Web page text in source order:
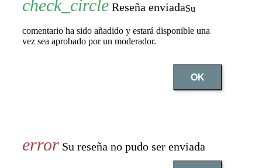
Reseña enviadaSu
comentario ha sido añadido y estará disponible una
vez sea aprobado por un moderador.
OK
Su reseña no pudo ser enviada